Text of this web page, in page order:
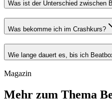
Was ist der Unterschied zwischen
Was bekomme ich im Crashkurs?
Wie lange dauert es, bis ich
Magazin
Mehr zum Thema